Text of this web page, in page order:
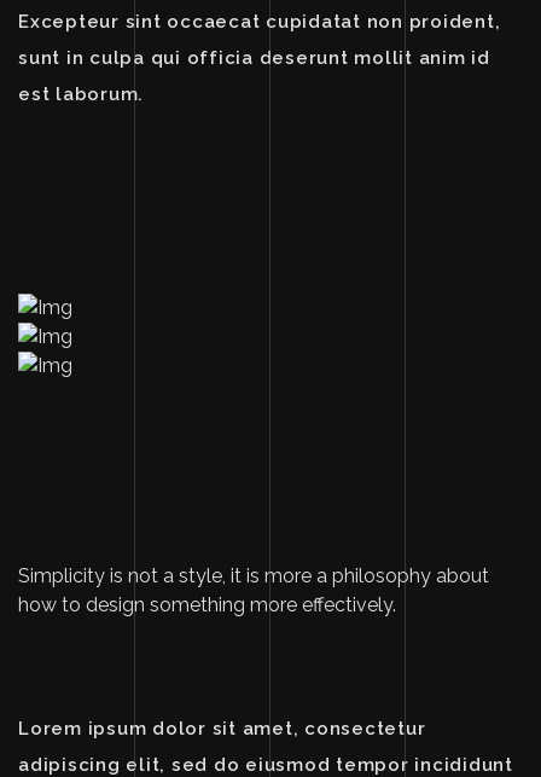
Excepteur sint occaecat cupidatat non proident,
sunt in culpa qui officia deserunt mollit anim id
est laborum.
Simplicity is not a style, it is more a philosophy about
how to design something more effectively.
Lorem ipsum dolor sit amet, consectetur
adipiscing elit, sed do eiusmod tempor incididunt